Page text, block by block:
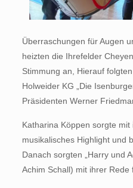
Überraschungen für Augen
heizten die Ihrefelder
Stimmung an, Hierauf
Holweider KG „Die
Präsidenten Werner
Katharina Köppen sorgte
musikalisches Highlight und
Danach sorgten „Harry und
Achim Schall) mit ihrer Rede